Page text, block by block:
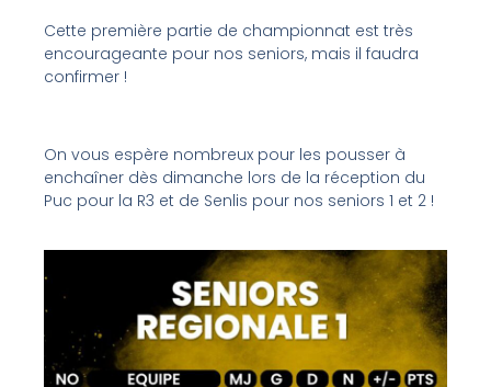
Cette première partie de championnat est très
encourageante pour nos seniors, mais il faudra
confirmer !
On vous espère nombreux pour les pousser à
enchaîner dès dimanche lors de la réception du
Puc pour la R3 et de Senlis pour nos seniors 1 et 2 !